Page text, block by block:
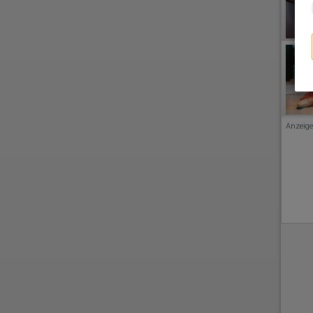
Anzeige